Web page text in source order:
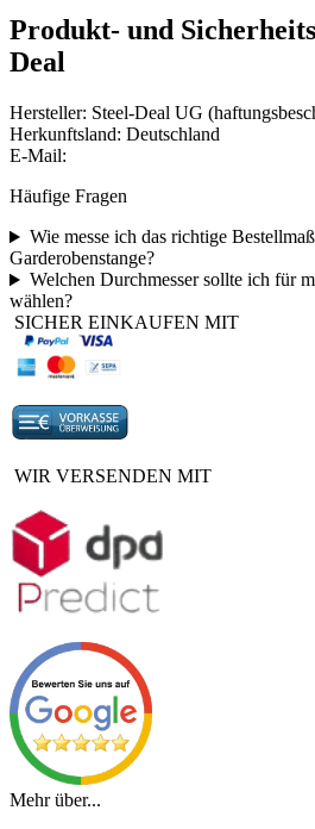
Produkt- und
Deal
Hersteller: Steel-Deal UG
Herkunftsland: Deutschland
E-Mail:
Häufige Fragen
Wie messe ich das richtige
Garderobenstange?
Welchen Durchmesser sollte ich für
wählen?
SICHER EINKAUFEN MIT
WIR VERSENDEN MIT
Mehr über...